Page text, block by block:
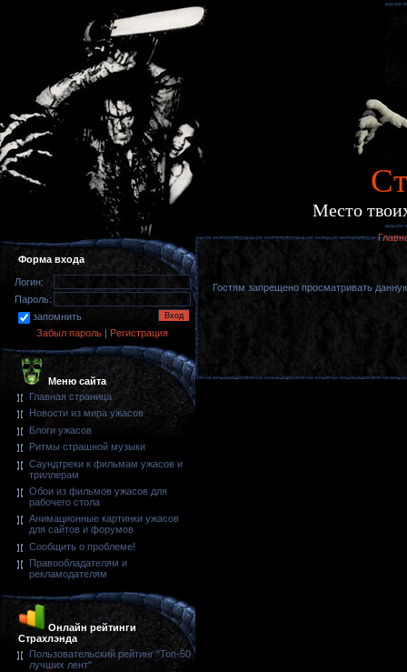
Место
Форма входа
Логин:
Пароль:
запомнить
Забыл пароль | Регистрация
Меню сайта
Главная страница
Новости из мира ужасов
Блоги ужасов
Ритмы страшной музыки
Саундтреки к фильмам ужасов и
триллерам
Обои из фильмов ужасов для
рабочего стола
Анимационные картинки ужасов
для сайтов и форумов
Сообщить о проблеме!
Правообладателям и
рекламодателям
Онлайн рейтинги
Страхлэнда
Пользовательский рейтинг "Топ-50
лучших лент"
Гостям запрещено просматривать